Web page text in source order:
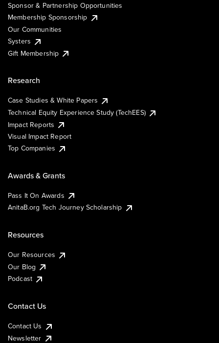
Sponsor & Partnership Opportunities
Membership Sponsorship
Our Communities
Systers
Gift Membership
Research
Case Studies & White Papers
Technical Equity Experience Study (TechEES)
Impact Reports
Visual Impact Report
Top Companies
Awards & Grants
Pass It On Awards
AnitaB.org Tech Journey Scholarship
Resources
Our Resources
Our Blog
Podcast
Contact Us
Contact Us
Newsletter